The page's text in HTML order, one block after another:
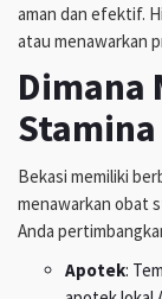
aman dan efektif.
atau menawarkan
Dimana
Bekasi memiliki
menawarkan obat
Anda
Apotek: